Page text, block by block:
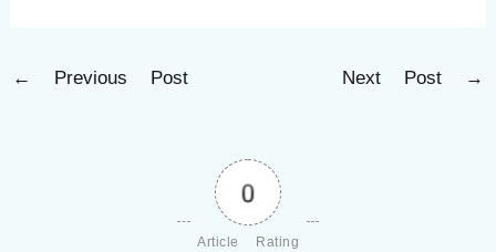
← Previous Post Next Post →
0
Article Rating